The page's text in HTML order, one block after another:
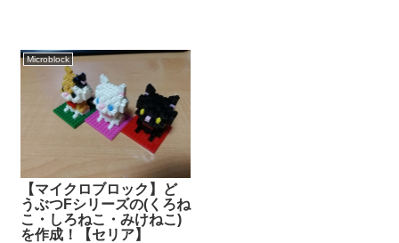
Microblock
【マイクロブロック】ど
うぶつFシリーズの(くろね
こ・しろねこ・みけねこ)
を作成！【セリア】